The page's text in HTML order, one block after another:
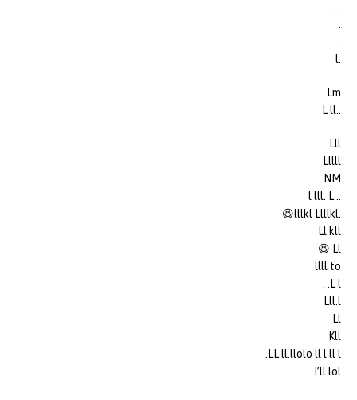
Lm
Lll
Lllll
NM
Ll kll
Ll 😆
llll to
L l. .
Lll.l
Ll
Kll
LL ll.llolo ll l ll l.
I’ll lol